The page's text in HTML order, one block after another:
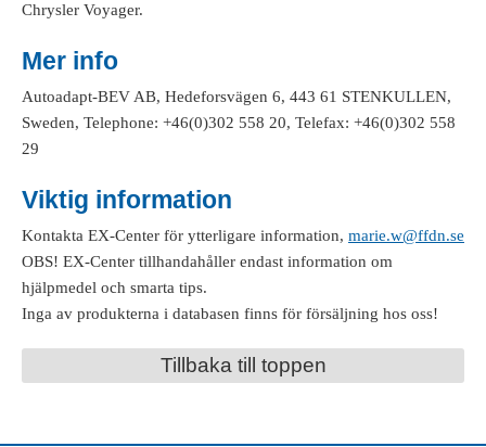
Chrysler Voyager.
Mer info
Autoadapt-BEV AB, Hedeforsvägen 6, 443 61 STENKULLEN,
Sweden, Telephone: +46(0)302 558 20, Telefax: +46(0)302 558
29
Viktig information
Kontakta EX-Center för ytterligare information, marie.w@ffdn.se
OBS! EX-Center tillhandahåller endast information om
hjälpmedel och smarta tips.
Inga av produkterna i databasen finns för försäljning hos oss!
Tillbaka till toppen